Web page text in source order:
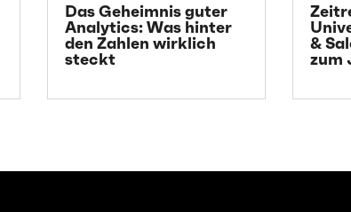
Das Geheimnis guter
Analytics: Was hinter
den Zahlen wirklich
steckt
&
zum